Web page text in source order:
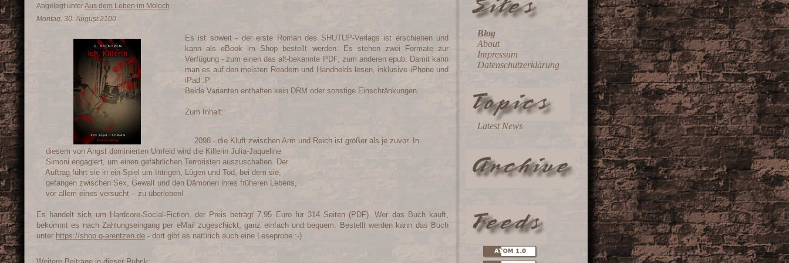
Blog
About
Impressum
Datenschutzerklärung
Latest News
Abgelegt unterAus dem Leben im Moloch
Montag, 30. August 2100
Es ist soweit - der erste Roman des SHUTUP-Verlags ist erschienen und
kann als eBook im Shop bestellt werden. Es stehen zwei Formate zur
Verfügung - zum einen das alt-bekannte PDF, zum anderen epub. Damit kann
man es auf den meisten Readern und Handhelds lesen, inklusive iPhone und
iPad :P
Beide Varianten enthalten kein DRM oder sonstige Einschränkungen.
Zum Inhalt:
2098 - die Kluft zwischen Arm und Reich ist größer als je zuvor. In
diesem von Angst dominierten Umfeld wird die Killerin Julia-Jaqueline
Simoni engagiert, um einen gefährlichen Terroristen auszuschalten. Der
Auftrag führt sie in ein Spiel um Intrigen, Lügen und Tod, bei dem sie,
gefangen zwischen Sex, Gewalt und den Dämonen ihres früheren Lebens,
vor allem eines versucht – zu überleben!
Es handelt sich um Hardcore-Social-Fiction, der Preis beträgt 7,95 Euro für 314 Seiten (PDF). Wer das Buch kauft,
bekommt es nach Zahlungseingang per eMail zugeschickt; ganz einfach und bequem. Bestellt werden kann das Buch
unter https://shop.g-arentzen.de - dort gibt es natürich auch eine Leseprobe :-)